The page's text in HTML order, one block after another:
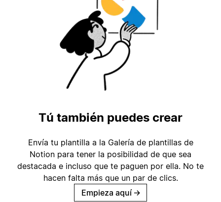
Tú también puedes crear
Envía tu plantilla a la Galería de plantillas de
Notion para tener la posibilidad de que sea
destacada e incluso que te paguen por ella. No te
hacen falta más que un par de clics.
Empieza aquí →